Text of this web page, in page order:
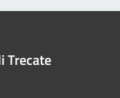
Trecate